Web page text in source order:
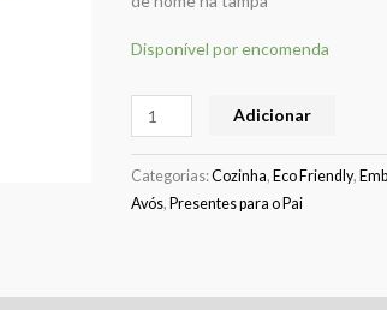
Disponível por encomenda
Pai
Adicionar
Categorias:Cozinha, Eco Friendly,
Avós, Presentes para o Pai